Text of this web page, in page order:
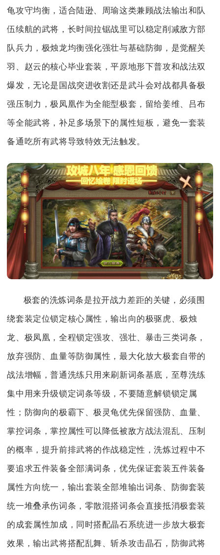
龟攻守均衡，适合陆逊、周瑜这类兼顾战法输出和队
伍续航的武将，长时间拉锯战里可以稳定削减敌方部
队兵力，极烛龙均衡强化强壮与基础防御，是觉醒关
羽、赵云的核心毕业套装，平原地形下普攻和战法双
爆发，无论是国战突进收割还是武斗会对战都具备极
强压制力，极凤凰作为全能型极套，留给姜维、吕布
等全能武将，补足多场景下的属性短板，避免一套装
备通吃所有武将导致特效无法触发。
极套的洗炼词条是拉开战力差距的关键，必须围
绕套装定位锁定核心属性，输出向的极驱虎、极烛
龙、极凤凰，全程锁定强攻、强壮、暴击三类词条，
放弃强防、血量等防御属性，最大化放大极套自带的
战法增幅，普通洗练只用来刷新词条基底，至尊洗练
集中用来升级锁定词条等级，不要随意解锁锁定属
性；防御向的极霸下、极灵龟优先保留强防、血量、
掌控词条，掌控属性可以降低被敌方战法混乱、压制
的概率，提升前排武将的作战稳定性，洗炼过程中不
要追求五件装备全部满词条，优先保证套装五件装备
属性方向统一，输出套装全部堆输出词条、防御套装
统一堆叠承伤词条，零散混搭词条会直接抵消极套装
的成套属性加成，同时搭配晶石系统进一步放大极套
效果，输出武将搭配乱舞、斩杀攻击晶石，防御武将